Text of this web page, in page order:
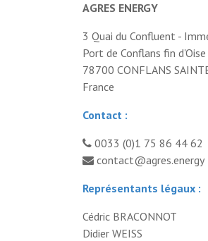
AGRES ENERGY
3 Quai du Confluent -
Port de Conflans fin d'Oise
78700 CONFLANS
France
Contact :
0033 (0)1 75 86 44 62
contact@agres.energy
Représentants légaux :
Cédric BRACONNOT
Didier WEISS